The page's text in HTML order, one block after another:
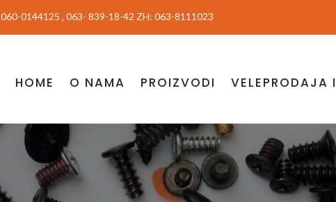
060-0144125 , 063- 839-18-42 ZH: 063-8111023
HOME O NAMA PROIZVODI VELEPRODAJA